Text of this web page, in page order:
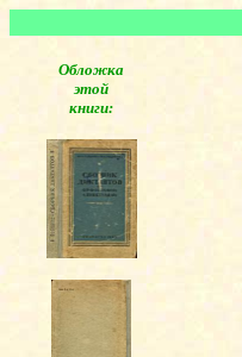
Обложка
этой
книги: